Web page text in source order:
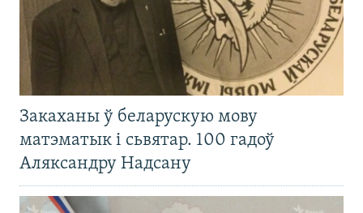
Закаханы ў беларускую мову
матэматык і сьвятар. 100 гадоў
Аляксандру Надсану